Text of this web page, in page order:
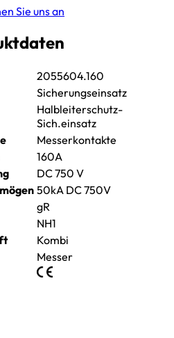
Sie uns an
2055604.160
Sicherungseinsatz
Halbleiterschutz-
Sich.einsatz
Messerkontakte
160A
DC 750 V
50kA DC 750V
gR
NH1
Kombi
Messer